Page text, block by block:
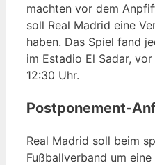
machten vor dem
soll Real Madrid eine
haben. Das Spiel fand
im Estadio El Sadar,
12:30 Uhr.
Postponement-
Real Madrid soll beim
Fußballverband um